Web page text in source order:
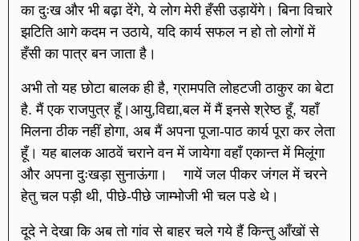
का दुःख और भी बढ़ा देंगे, ये लोग मेरी हँसी उड़ायेंगे। बिना विचारे
झटिति आगे कदम न उठाये, यदि कार्य सफल न हो तो लोगों में
हँसी का पात्र बन जाता है।
अभी तो यह छोटा बालक ही है, ग्रामपति लोहटजी ठाकुर का बेटा
है. मैं एक राजपुत्र हूँ।आयु,विद्या,बल में मैं इनसे श्रेष्ठ हूँ, यहाँ
मिलना ठीक नहीं होगा, अब मैं अपना पूजा-पाठ कार्य पूरा कर लेता
हूँ। यह बालक आठवें चराने वन में जायेगा वहाँ एकान्त में मिलूंगा
और अपना दुःखड़ा सुनाऊंगा। गायें जल पीकर जंगल में चरने
हेतु चल पड़ी थी, पीछे-पीछे जाम्भोजी भी चल पडे थे।
दूदे ने देखा कि अब तो गांव से बाहर चले गये हैं किन्तु आँखों से